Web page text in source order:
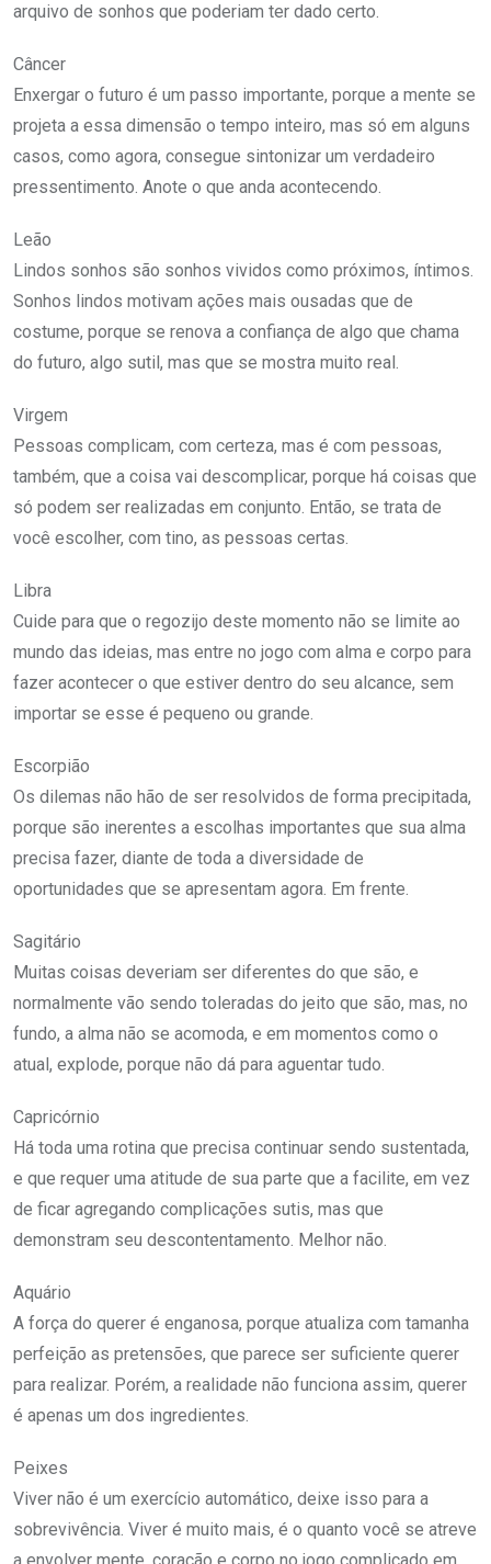
arquivo de sonhos que poderiam ter dado certo.
Câncer
Enxergar o futuro é um passo importante, porque a mente se
projeta a essa dimensão o tempo inteiro, mas só em alguns
casos, como agora, consegue sintonizar um verdadeiro
pressentimento. Anote o que anda acontecendo.
Leão
Lindos sonhos são sonhos vividos como próximos, íntimos.
Sonhos lindos motivam ações mais ousadas que de
costume, porque se renova a confiança de algo que chama
do futuro, algo sutil, mas que se mostra muito real.
Virgem
Pessoas complicam, com certeza, mas é com pessoas,
também, que a coisa vai descomplicar, porque há coisas que
só podem ser realizadas em conjunto. Então, se trata de
você escolher, com tino, as pessoas certas.
Libra
Cuide para que o regozijo deste momento não se limite ao
mundo das ideias, mas entre no jogo com alma e corpo para
fazer acontecer o que estiver dentro do seu alcance, sem
importar se esse é pequeno ou grande.
Escorpião
Os dilemas não hão de ser resolvidos de forma precipitada,
porque são inerentes a escolhas importantes que sua alma
precisa fazer, diante de toda a diversidade de
oportunidades que se apresentam agora. Em frente.
Sagitário
Muitas coisas deveriam ser diferentes do que são, e
normalmente vão sendo toleradas do jeito que são, mas, no
fundo, a alma não se acomoda, e em momentos como o
atual, explode, porque não dá para aguentar tudo.
Capricórnio
Há toda uma rotina que precisa continuar sendo sustentada,
e que requer uma atitude de sua parte que a facilite, em vez
de ficar agregando complicações sutis, mas que
demonstram seu descontentamento. Melhor não.
Aquário
A força do querer é enganosa, porque atualiza com tamanha
perfeição as pretensões, que parece ser suficiente querer
para realizar. Porém, a realidade não funciona assim, querer
é apenas um dos ingredientes.
Peixes
Viver não é um exercício automático, deixe isso para a
sobrevivência. Viver é muito mais, é o quanto você se atreve